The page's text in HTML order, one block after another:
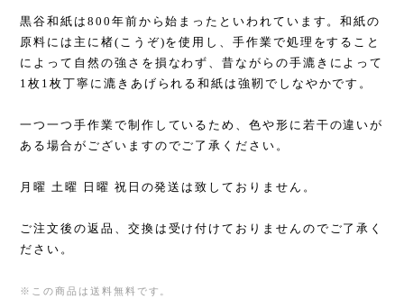
黒谷和紙は800年前から始まったといわれています。和紙の
原料には主に楮(こうぞ)を使用し、手作業で処理をすること
によって自然の強さを損なわず、昔ながらの手漉きによって
1枚1枚丁寧に漉きあげられる和紙は強靭でしなやかです。
一つ一つ手作業で制作しているため、色や形に若干の違いが
ある場合がございますのでご了承ください。
月曜 土曜 日曜 祝日の発送は致しておりません。
ご注文後の返品、交換は受け付けておりませんのでご了承く
ださい。
※この商品は 送料無料 です。